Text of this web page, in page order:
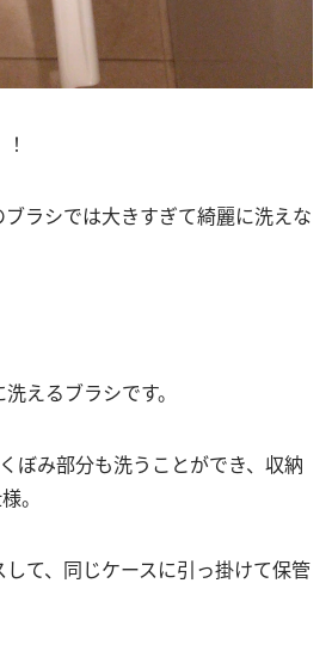
ラシでは大きすぎて綺麗に洗えな
えるブラシです。
ぼみ部分も洗うことができ、収納
。
て、同じケースに引っ掛けて保管